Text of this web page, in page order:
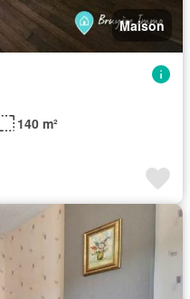
Maison
140 m²